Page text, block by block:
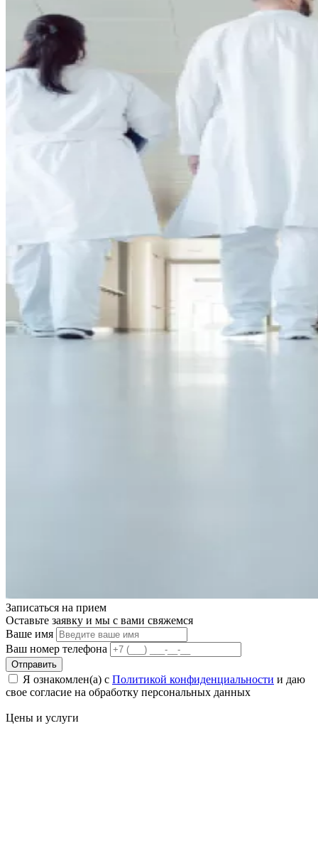
Записаться на прием
Оставьте заявку и мы с вами свяжемся
Ваше имя
Ваш номер телефона
Отправить
Я ознакомлен(а) с Политикой конфиденциальности и даю
свое cогласие на обработку персональных данных
Цены и услуги